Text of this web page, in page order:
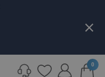
close
0